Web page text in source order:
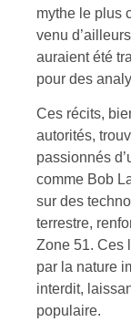
mythe le plus
venu
auraient été
pour des
Ces récits,
autorités,
passionnés
comme Bob
sur des
terrestre,
Zone 51. Ces
par la nature
interdit,
populaire.